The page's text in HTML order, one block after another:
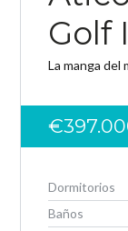
Golf
La manga del
Dormitorios
Baños